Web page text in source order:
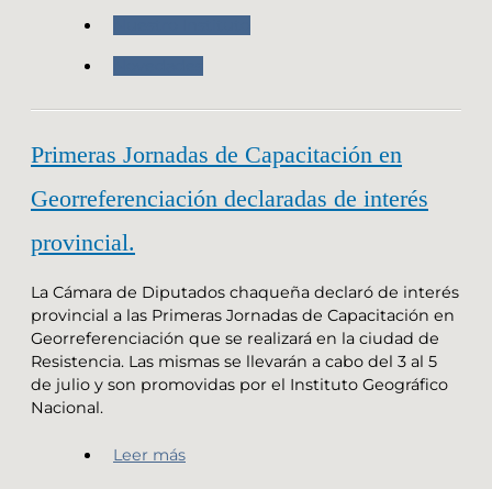
Primeras Jornadas de Capacitación en
Georreferenciación declaradas de interés
provincial.
La Cámara de Diputados chaqueña declaró de interés
provincial a las Primeras Jornadas de Capacitación en
Georreferenciación que se realizará en la ciudad de
Resistencia. Las mismas se llevarán a cabo del 3 al 5
de julio y son promovidas por el Instituto Geográfico
Nacional.
Leer más